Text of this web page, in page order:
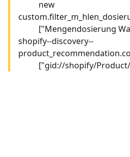
new
["Mengendosierung
shopify--discovery--
["gid://shopify/